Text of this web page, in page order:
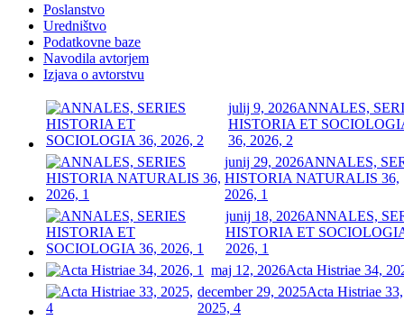
Poslanstvo
Uredništvo
Podatkovne baze
Navodila avtorjem
Izjava o avtorstvu
julij 9, 2026ANNALES,
HISTORIA ET
36, 2026, 2
junij 29, 2026ANNALES,
HISTORIA NATURALIS 36,
2026, 1
junij 18, 2026ANNALES,
HISTORIA ET
2026, 1
maj 12, 2026Acta Histriae 34,
december 29, 2025Acta Histriae 33,
2025, 4